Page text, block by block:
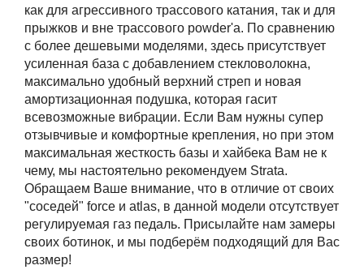
как для агрессивного трассового катания, так и для
прыжков и вне трассового powder'а. По сравнению
с более дешевыми моделями, здесь присутствует
усиленная база с добавлением стекловолокна,
максимально удобный верхний стреп и новая
амортизационная подушка, которая гасит
всевозможные вибрации. Если Вам нужны супер
отзывчивые и комфортные крепления, но при этом
максимальная жесткость базы и хайбека Вам не к
чему, мы настоятельно рекомендуем Strata.
Обращаем Ваше внимание, что в отличие от своих
"соседей" force и atlas, в данной модели отсутствует
регулируемая газ педаль. Присылайте нам замеры
своих ботинок, и мы подберём подходящий для Вас
размер!